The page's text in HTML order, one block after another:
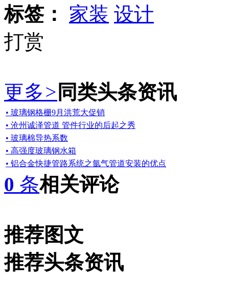
标签： 家装 设计
打赏
更多> 同类头条资讯
• 玻璃钢格栅9月洪荒大促销
• 沧州诚泽管道 管件行业的后起之秀
• 玻璃棉导热系数
• 高强度玻璃钢水箱
• 铝合金快捷管路系统之氩气管道安装的优点
0 条相关评论
推荐图文
推荐头条资讯